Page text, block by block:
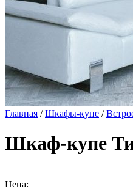
Главная /Шкафы-купе /
Шкаф-купе
Цена: